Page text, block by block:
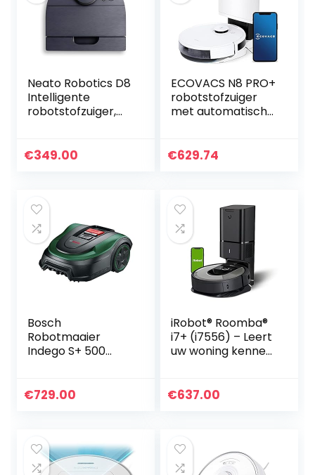
Neato Robotics D8
Intelligente
robotstofzuiger,
lange batterijduur
€349.00
ECOVACS N8 PRO+
robotstofzuiger
met automatisch
stofzuigerrobot
€629.74
Bosch
Robotmaaier
Indego S+ 500
Basisstation,
€729.00
iRobot® Roomba®
i7+ (i7556) – Leert
uw woning kennen.
zichzelf
€637.00